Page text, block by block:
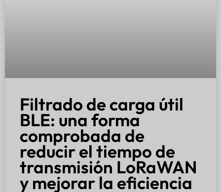
Filtrado de carga útil
BLE: una forma
comprobada de
reducir el tiempo de
transmisión LoRaWAN
y mejorar la eficiencia